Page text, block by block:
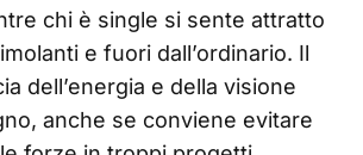
chi è single si sente attratto
e fuori dall’ordinario. Il
dell’energia e della visione
anche se conviene evitare